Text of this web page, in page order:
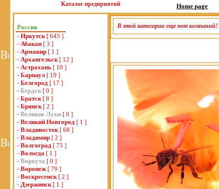
Каталог предприятий Home page
Россия
- Иркутск[ 645 ]
- Абакан [ 3 ]
- Армавир [ 1 ]
- Архангельск[ 12 ]
- Астрахань [ 10 ]
- Барнаул [ 19 ]
- Белгород [ 17 ]
- Бердск [ 0 ]
- Братск[ 8 ]
- Брянск[ 2 ]
- Великие Луки [ 0 ]
- Великий Новгород [ 1 ]
- Владивосток[ 68 ]
- Владимир [ 2 ]
- Волгоград [ 75 ]
- Вологда [ 1 ]
- Воркута [ 0 ]
- Воронеж[ 79 ]
- Воскресенск[ 2 ]
- Дзержинск[ 1 ]
В этой категории еще нет